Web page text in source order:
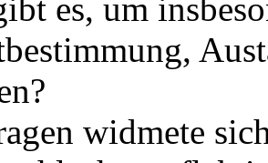
es, um
widmete